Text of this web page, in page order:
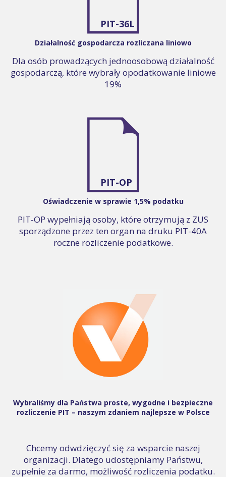
PIT-36L
Działalność gospodarcza rozliczana liniowo
Dla osób prowadzących jednoosobową działalność
gospodarczą, które wybrały opodatkowanie liniowe
19%
PIT-OP
Oświadczenie w sprawie 1,5% podatku
PIT-OP wypełniają osoby, które otrzymują z ZUS
sporządzone przez ten organ na druku PIT-40A
roczne rozliczenie podatkowe.
Wybraliśmy dla Państwa proste, wygodne i bezpieczne
rozliczenie PIT – naszym zdaniem najlepsze w Polsce
Chcemy odwdzięczyć się za wsparcie naszej
organizacji. Dlatego udostępniamy Państwu,
zupełnie za darmo, możliwość rozliczenia podatku.